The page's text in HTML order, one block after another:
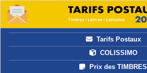
Tarifs Postaux
COLISSIMO
Prix des TIMBRES